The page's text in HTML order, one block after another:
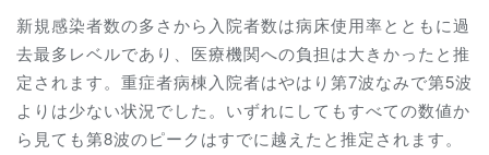
新規感染者数の多さから入院者数は病床使用率とともに過
去最多レベルであり、医療機関への負担は大きかったと推
定されます。重症者病棟入院者はやはり第7波なみで第5波
よりは少ない状況でした。いずれにしてもすべての数値か
ら見ても第8波のピークはすでに越えたと推定されます。